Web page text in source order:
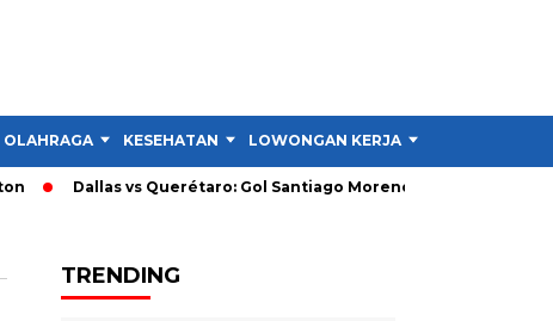
OLAHRAGA KESEHATAN LOWONGAN KERJA
Dallas vs Querétaro: Gol Santiago Moreno Bawa Dallas Unggul
TRENDING